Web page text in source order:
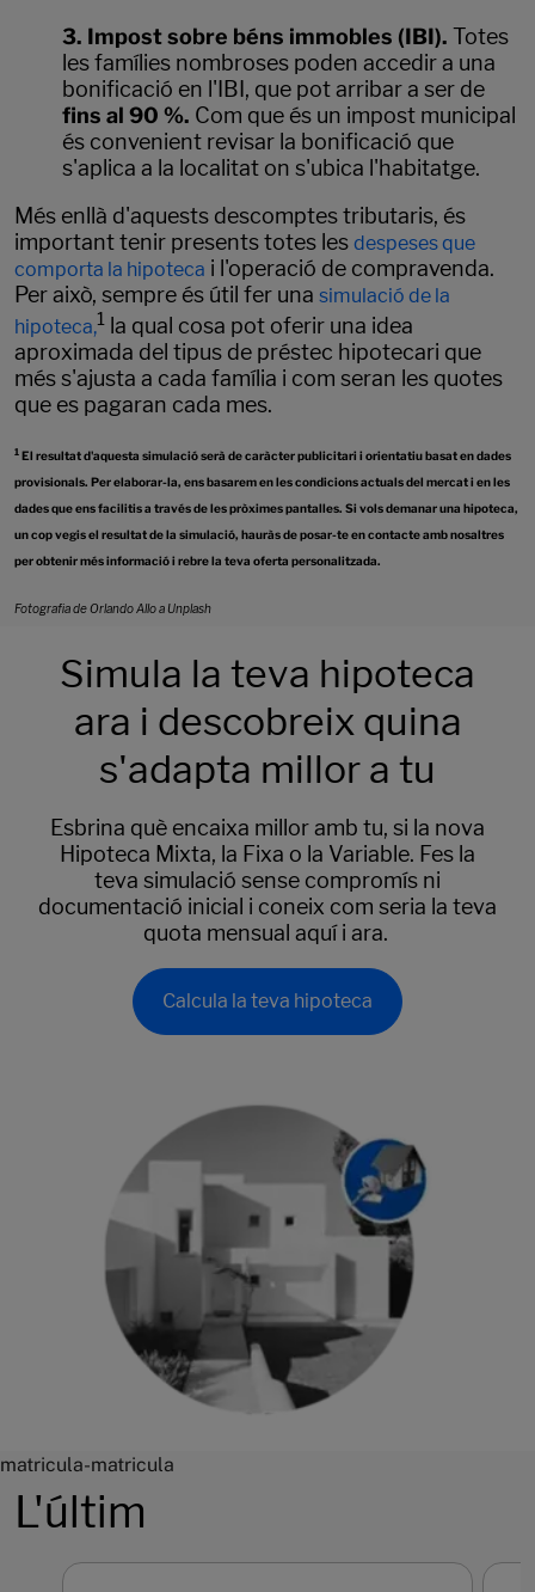
3. Impost sobre béns immobles (IBI). Totes
les famílies nombroses poden accedir a una
bonificació en l'IBI, que pot arribar a ser de
fins al 90 %. Com que és un impost municipal
és convenient revisar la bonificació que
s'aplica a la localitat on s'ubica l'habitatge.
Més enllà d'aquests descomptes tributaris, és
important tenir presents totes les despeses que
comporta la hipoteca i l'operació de compravenda.
Per això, sempre és útil fer una simulació de la
hipoteca,1 la qual cosa pot oferir una idea
aproximada del tipus de préstec hipotecari que
més s'ajusta a cada família i com seran les quotes
que es pagaran cada mes.
1 El resultat d'aquesta simulació serà de caràcter publicitari i orientatiu basat en dades
provisionals. Per elaborar-la, ens basarem en les condicions actuals del mercat i en les
dades que ens facilitis a través de les pròximes pantalles. Si vols demanar una hipoteca,
un cop vegis el resultat de la simulació, hauràs de posar-te en contacte amb nosaltres
per obtenir més informació i rebre la teva oferta personalitzada.
Fotografia de Orlando Allo a Unplash
Simula la teva hipoteca
ara i descobreix quina
s'adapta millor a tu
Esbrina què encaixa millor amb tu, si la nova
Hipoteca Mixta, la Fixa o la Variable. Fes la
teva simulació sense compromís ni
documentació inicial i coneix com seria la teva
quota mensual aquí i ara.
Calcula la teva hipoteca
matricula-matricula
L'últim